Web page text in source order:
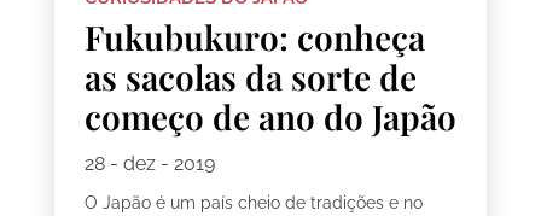
Fukubukuro: conheça
as sacolas da sorte de
começo de ano do Japão
28 - dez - 2019
O Japão é um país cheio de tradições e no